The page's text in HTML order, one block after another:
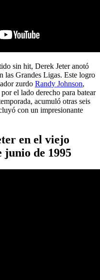
sin hit, Derek Jeter anotó
las Grandes Ligas. Este logro
zurdo Randy Johnson,
el lado derecho para batear
acumuló otras seis
con un impresionante
en el viejo
junio de 1995